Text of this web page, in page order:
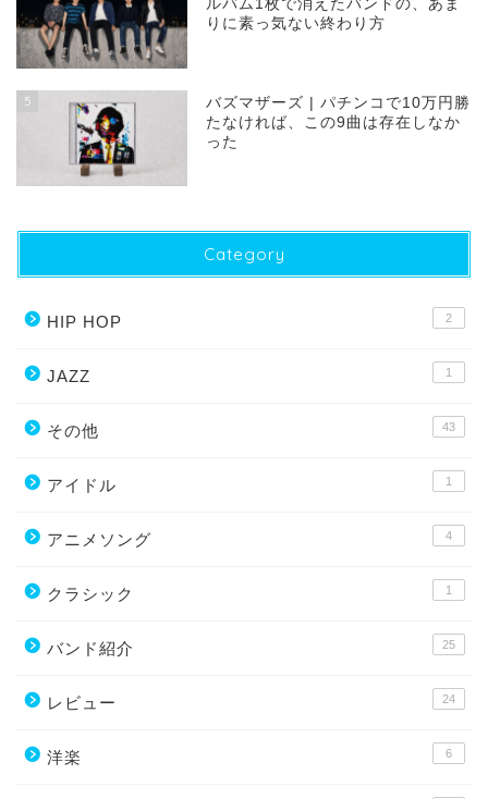
ルバム1枚で消えたバンドの、あま
りに素っ気ない終わり方
5
バズマザーズ | パチンコで10万円勝
たなければ、この9曲は存在しなか
った
Category
HIP HOP 2
JAZZ 1
その他 43
アイドル 1
アニメソング 4
クラシック 1
バンド紹介 25
レビュー 24
洋楽 6